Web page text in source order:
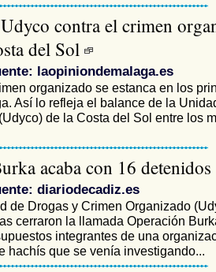
contra el crimen
del Sol
laopiniondemalaga.es
organizado se estanca en los
Así lo refleja el balance de la
de la Costa del Sol entre los
acaba con 16 detenidos
diariodecadiz.es
de Drogas y Crimen Organizado
cerraron la llamada Operación
integrantes de una
hachís que se venía investigando...